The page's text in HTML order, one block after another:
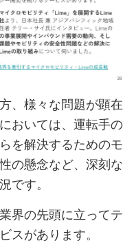
、様々な問題が顕在
おいては、運転手の
を解決するためのモ
の懸念など、深刻な
です。
界の先頭に立ってテ
スがあります。